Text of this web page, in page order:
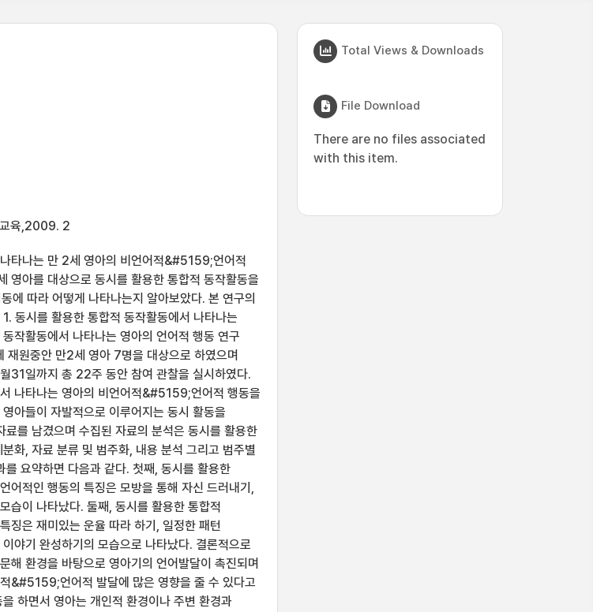
교육,2009. 2
타나는 만 2세 영아의 비언어적&#5159;언어적
영아를 대상으로 동시를 활용한 통합적 동작활동을
따라 어떻게 나타나는지 알아보았다. 본 연구의
동시를 활용한 통합적 동작활동에서 나타나는
작활동에서 나타나는 영아의 언어적 행동 연구
원중안 만2세 영아 7명을 대상으로 하였으며
일까지 총 22주 동안 참여 관찰을 실시하였다.
나타나는 영아의 비언어적&#5159;언어적 행동을
아들이 자발적으로 이루어지는 동시 활동을
를 남겼으며 수집된 자료의 분석은 동시를 활용한
화, 자료 분류 및 범주화, 내용 분석 그리고 범주별
요약하면 다음과 같다. 첫째, 동시를 활용한
어적인 행동의 특징은 모방을 통해 자신 드러내기,
습이 나타났다. 둘째, 동시를 활용한 통합적
징은 재미있는 운율 따라 하기, 일정한 패턴
야기 완성하기의 모습으로 나타났다. 결론적으로
해 환경을 바탕으로 영아기의 언어발달이 촉진되며
&#5159;언어적 발달에 많은 영향을 줄 수 있다고
하면서 영아는 개인적 환경이나 주변 환경과
Total Views & Downloads
File Download
There are no files associated
with this item.